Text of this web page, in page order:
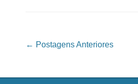
Navegação das Postagens
← Postagens Anteriores